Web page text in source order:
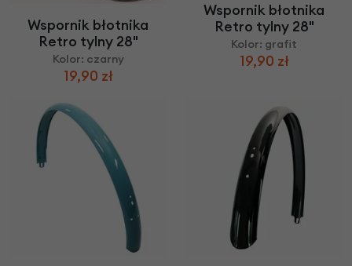
Wspornik błotnika
Retro tylny 28"
Kolor: czarny
19,90 zł
Wspornik błotnika
Retro tylny 28"
Kolor: grafit
19,90 zł